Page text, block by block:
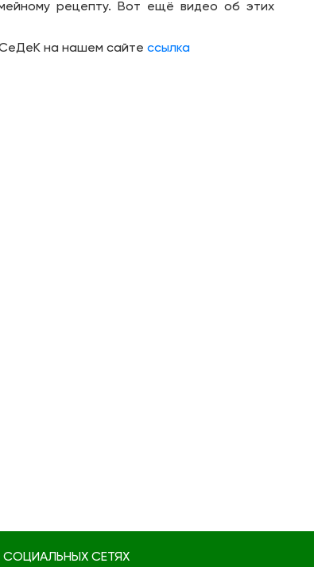
рецепту. Вот ещё видео об этих
на нашем сайтессылка
СОЦИАЛЬНЫХ СЕТЯХ